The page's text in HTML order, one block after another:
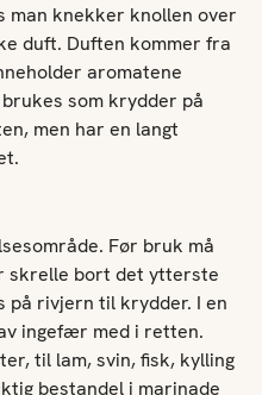
man knekker knollen over
duft. Duften kommer fra
aromatene
som krydder på
men har en langt
Før bruk må
skrelle bort det ytterste
rivjern til krydder. I en
ingefær med i retten.
til lam, svin, fisk, kylling
bestandel i marinade